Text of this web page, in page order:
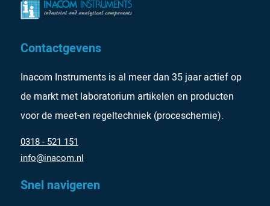
Contactgevens
Inacom Instruments is al meer dan 35 jaar actief op
de markt met laboratorium artikelen en producten
voor de meet-en regeltechniek (proceschemie).
0318 - 521 151
info@inacom.nl
Snel navigeren